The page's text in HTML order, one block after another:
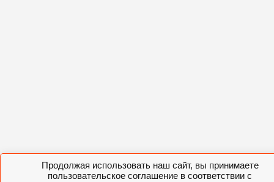
Продолжая использовать наш сайт, вы принимаете
пользовательское соглашение в соответствии с